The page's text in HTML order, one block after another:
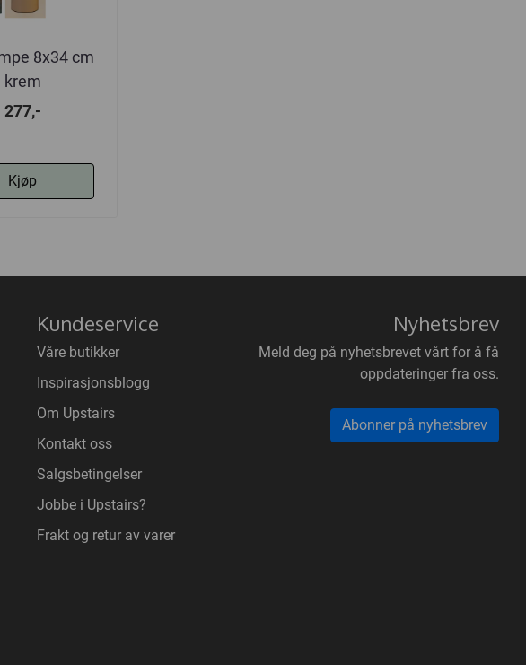
8x34 cm
krem
277,-
Kjøp
Kundeservice
Våre butikker
Inspirasjonsblogg
Om Upstairs
Kontakt oss
Salgsbetingelser
Jobbe i Upstairs?
Frakt og retur av varer
Nyhetsbrev
Meld deg på nyhetsbrevet vårt for å få
oppdateringer fra oss.
Abonner på nyhetsbrev